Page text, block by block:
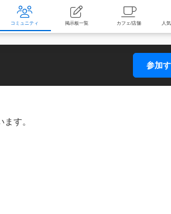
ドゲーム会 コミュニティ 掲示板一覧
参加
す。